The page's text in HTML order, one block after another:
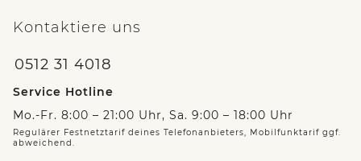
Kontaktiere uns
0512 31 4018
Service Hotline
Mo.-Fr. 8:00 – 21:00 Uhr, Sa. 9:00 – 18:00 Uhr
Regulärer Festnetztarif deines Telefonanbieters, Mobilfunktarif ggf.
abweichend.